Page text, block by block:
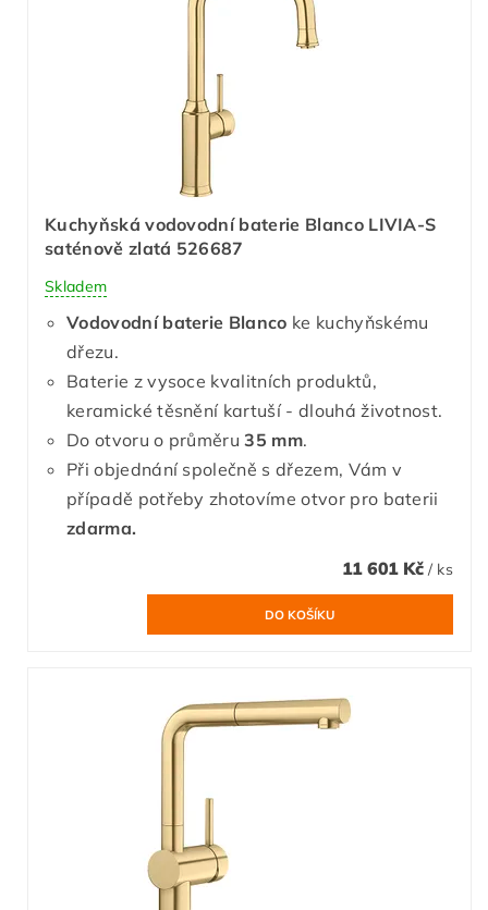
Kuchyňská vodovodní baterie Blanco LIVIA-S
saténově zlatá 526687
Skladem
Vodovodní baterie Blanco ke kuchyňskému
dřezu.
Baterie z vysoce kvalitních produktů,
keramické těsnění kartuší - dlouhá životnost.
Do otvoru o průměru35 mm.
Při objednání společně s dřezem, Vám v
případě potřeby zhotovíme otvor pro baterii
zdarma.
11 601 Kč / ks